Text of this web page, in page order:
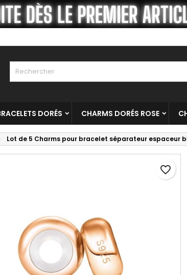
DORÉS CHARMS DORÉS ROSE
Lot de 5 Charms pour bracelet séparateur espaceur
favorite_border
listes
une liste d'envies
de la liste d'envies
Annuler Créer une